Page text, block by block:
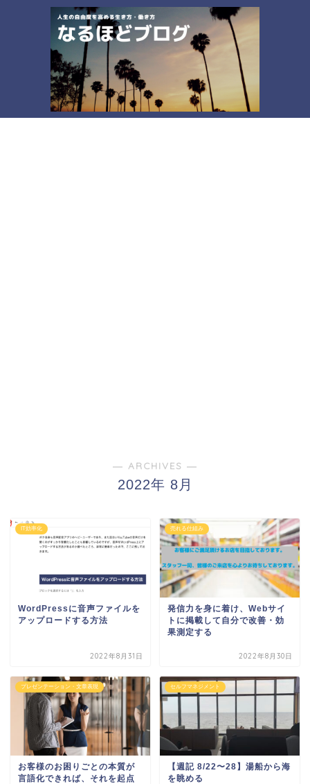
― ARCHIVES ―
2022年 8月
IT効率化
WordPressに音声ファイルを
アップロードする方法
2022年8月31日
売れる仕組み
発信力を身に着け、Webサイ
トに掲載して自分で改善・効
果測定する
2022年8月30日
プレゼンテーション・文章表現
お客様のお困りごとの本質が
言語化できれば、それを起点
セルフマネジメント
【週記 8/22〜28】湯船から海
を眺める